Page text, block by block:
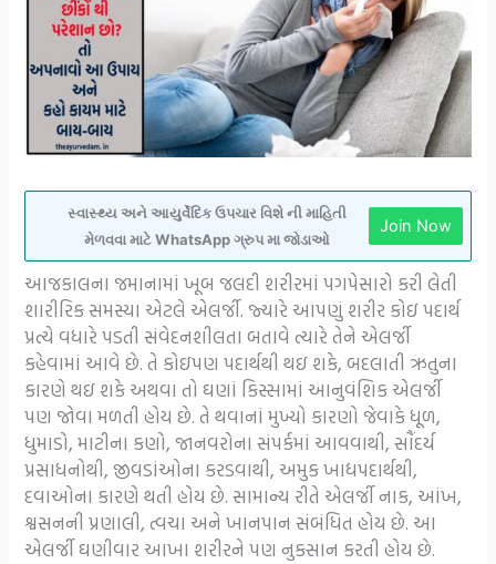
સ્વાસ્થ્ય અને આયુર્વેદિક ઉપચાર વિશે ની માહિતી
મેળવવા માટે WhatsApp ગ્રુપ મા જોડાઓ
Join Now
આજકાલના જમાનામાં ખૂબ જલદી શરીરમાં પગપેસારો કરી લેતી
શારીરિક સમસ્યા એટલે એલર્જી. જ્યારે આપણું શરીર કોઇ પદાર્થ
પ્રત્યે વધારે પડતી સંવેદનશીલતા બતાવે ત્યારે તેને એલર્જી
કહેવામાં આવે છે. તે કોઇપણ પદાર્થથી થઇ શકે, બદલાતી ઋતુના
કારણે થઇ શકે અથવા તો ઘણાં કિસ્સામાં આનુવંશિક એલર્જી
પણ જોવા મળતી હોય છે. તે થવાનાં મુખ્યો કારણો જેવાકે ધૂળ,
ધુમાડો, માટીના કણો, જાનવરોના સંપર્કમાં આવવાથી, સૌંદર્ય
પ્રસાધનોથી, જીવડાંઓના કરડવાથી, અમુક ખાદ્યપદાર્થથી,
દવાઓના કારણે થતી હોય છે. સામાન્ય રીતે એલર્જી નાક, આંખ,
શ્વસનની પ્રણાલી, ત્વચા અને ખાનપાન સંબંધિત હોય છે. આ
એલર્જી ઘણીવાર આખા શરીરને પણ નુકસાન કરતી હોય છે.